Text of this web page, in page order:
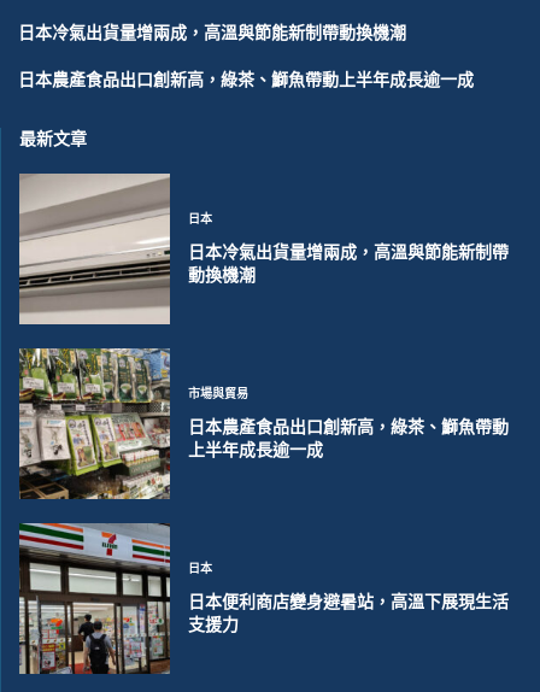
日本冷氣出貨量增兩成，高溫與節能新制帶動換機潮
日本農產食品出口創新高，綠茶、鰤魚帶動上半年成長逾一成
最新文章
日本
日本冷氣出貨量增兩成，高溫與節能新制帶
動換機潮
市場與貿易
日本農產食品出口創新高，綠茶、鰤魚帶動
上半年成長逾一成
日本
日本便利商店變身避暑站，高溫下展現生活
支援力